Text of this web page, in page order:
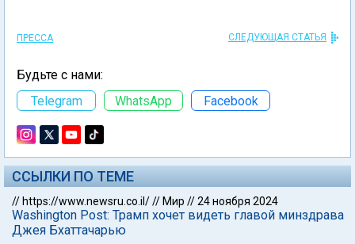
ПРЕССА СЛЕДУЮЩАЯ СТАТЬЯ
Будьте с нами:
Telegram
WhatsApp Facebook
ССЫЛКИ ПО ТЕМЕ
// https://www.newsru.co.il/// Мир //24 ноября 2024
Washington Post: Трамп хочет видеть главой минздрава
Джея Бхаттачарью